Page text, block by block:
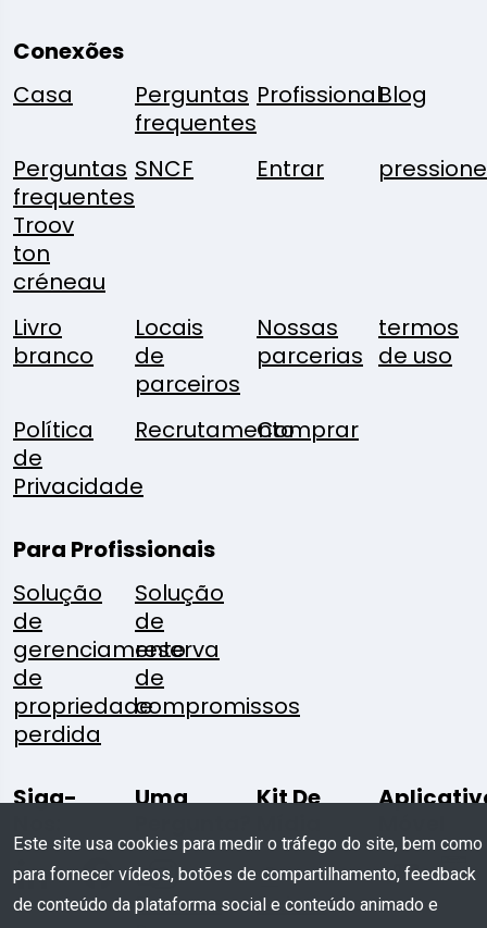
Conexões
Casa
Perguntas
frequentes
ProfissionalBlog
Perguntas
frequentes
Troov
ton
créneau
SNCF Entrar pressione
Livro
branco
Locais
de
parceiros
Nossas
parcerias
termos
de uso
Política
de
Privacidade
RecrutamentoComprar
Para Profissionais
Solução
de
gerenciamento
de
propriedade
perdida
Solução
de
reserva
de
compromissos
Siga-
Uma
Escreva
Kit De
Baixar
Este site usa cookies para medir o tráfego do site, bem como
para fornecer vídeos, botões de compartilhamento, feedback
de conteúdo da plataforma social e conteúdo animado e